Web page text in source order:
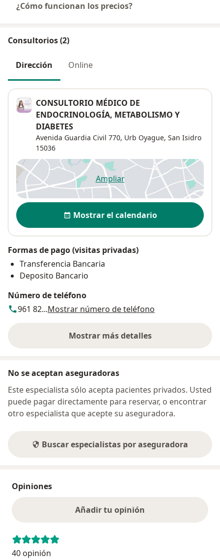
¿Cómo funcionan los precios?
Consultorios (2)
Dirección Online
CONSULTORIO MÉDICO DE
ENDOCRINOLOGÍA, METABOLISMO Y
DIABETES
Avenida Guardia Civil 770, Urb Oyague, San Isidro
15036
Ampliarse abre en una nueva
Disponibilidad
Mostrar el calendario
Formas de pago (visitas privadas)
Transferencia Bancaria
Deposito Bancario
Número de teléfono
961 82...Mostrar número de teléfono
Mostrar más detalles
sobre la dirección
No se aceptan aseguradoras
Este especialista sólo acepta pacientes privados. Usted
puede pagar directamente para reservar, o encontrar
otro especialista que acepte su aseguradora.
Buscar especialistas por aseguradora
Opiniones
Añadir tu opinión
40 opinión